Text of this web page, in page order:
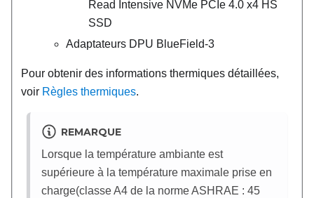
Read Intensive NVMe PCIe 4.0 x4 HS
SSD
Adaptateurs DPU BlueField-3
Pour obtenir des informations thermiques détaillées,
voir Règles thermiques.
REMARQUE
Lorsque la température ambiante est
supérieure à la température maximale prise en
charge(classe A4 de la norme ASHRAE : 45